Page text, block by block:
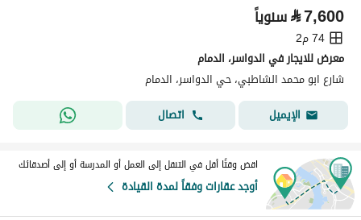
⃁7,600 سنوياً
74 م2
معرض للايجار في الدواسر، الدمام
شارع ابو محمد الشاطبي، حي الدواسر، الدمام
الإيميل
اتصال
اقض وقتًا أقل في التنقل إلى العمل أو المدرسة أو إلى أصدقائك
أوجد عقارات وفقاً لمدة القيادة